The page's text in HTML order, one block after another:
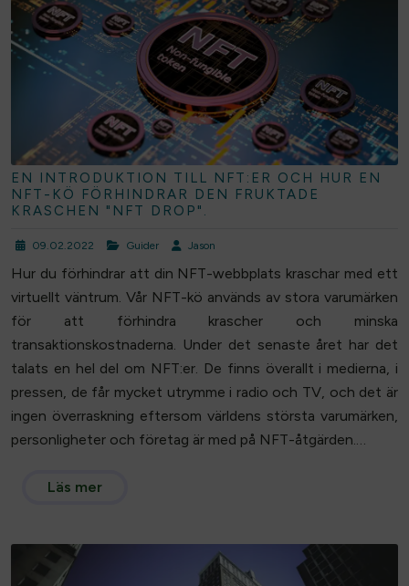
EN INTRODUKTION TILL NFT:ER OCH HUR EN
NFT-KÖ FÖRHINDRAR DEN FRUKTADE
KRASCHEN "NFT DROP".
09.02.2022 Guider Jason
Hur du förhindrar att din NFT-webbplats kraschar med ett
virtuellt väntrum. Vår NFT-kö används av stora varumärken
för att förhindra krascher och minska
transaktionskostnaderna. Under det senaste året har det
talats en hel del om NFT:er. De finns överallt i medierna, i
pressen, de får mycket utrymme i radio och TV, och det är
ingen överraskning eftersom världens största varumärken,
personligheter och företag är med på NFT-åtgärden.…
Läs mer